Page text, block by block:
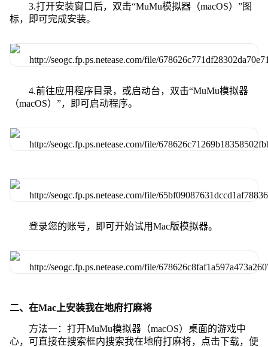
3.打开安装窗口后，双击“MuMu模拟器（macOS）”图
标，即可完成安装。
4.前往应用程序目录，或启动台，双击“MuMu模拟器
（macOS）”，即可启动程序。
登录您的账号，即可开始试用Mac版模拟器。
二、在Mac上安装我在地府打麻将
方法一：打开MuMu模拟器（macOS）桌面的游戏中
心，可直接在搜索框内搜索我在地府打麻将，点击下载，便